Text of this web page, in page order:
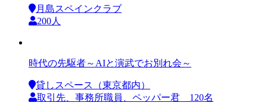
月島スペインクラブ
200人
時代の先駆者～AIと演武でお別れ会～
貸しスペース（東京都内）
取引先、事務所職員、ペッパー君 120名